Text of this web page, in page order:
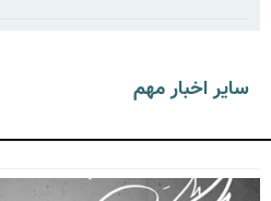
سایر اخبار مهم